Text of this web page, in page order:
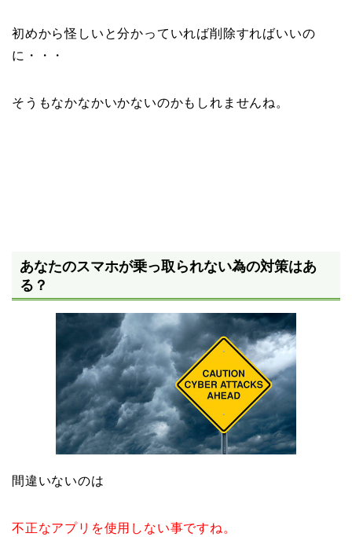
初めから怪しいと分かっていれば削除すればいいの
に・・・
そうもなかなかいかないのかもしれませんね。
あなたのスマホが乗っ取られない為の対策はあ
る？
間違いないのは
不正なアプリを使用しない事ですね。